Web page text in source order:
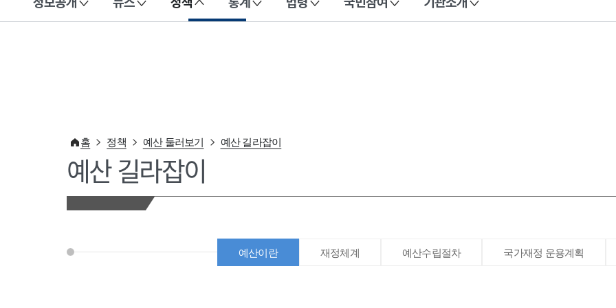
이 누리집은 대한민국 공식 전자정부 누리집입니다.
홈 정책 예산 둘러보기 예산 길라잡이
예산 길라잡이
예산이란 재정체계 예산수립절차 국가재정 운용계획